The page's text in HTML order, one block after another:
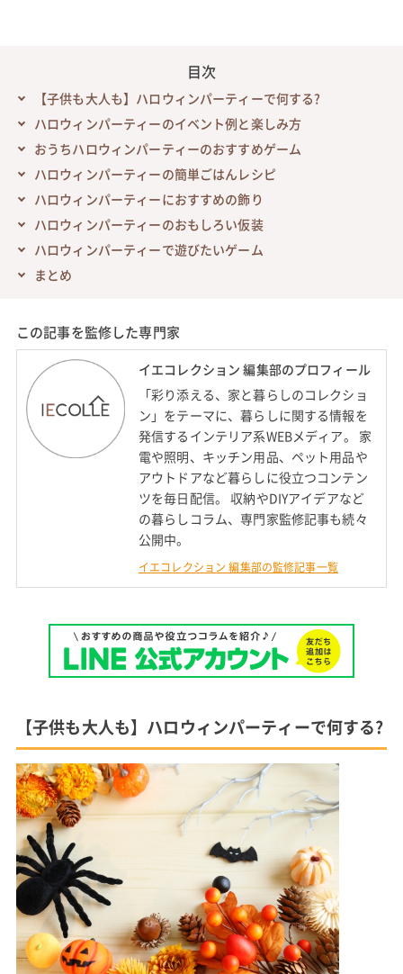
目次
【子供も大人も】ハロウィンパーティーで何する?
ハロウィンパーティーのイベント例と楽しみ方
おうちハロウィンパーティーのおすすめゲーム
ハロウィンパーティーの簡単ごはんレシピ
ハロウィンパーティーにおすすめの飾り
ハロウィンパーティーのおもしろい仮装
ハロウィンパーティーで遊びたいゲーム
まとめ
この記事を監修した専門家
イエコレクション 編集部のプロフィール
「彩り添える、家と暮らしのコレクショ
ン」をテーマに、暮らしに関する情報を
発信するインテリア系WEBメディア。 家
電や照明、キッチン用品、ペット用品や
アウトドアなど暮らしに役立つコンテン
ツを毎日配信。 収納やDIYアイデアなど
の暮らしコラム、専門家監修記事も続々
公開中。
イエコレクション 編集部の監修記事一覧
【子供も大人も】ハロウィンパーティーで何する?